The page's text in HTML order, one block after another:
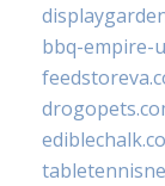
bbq-empire-